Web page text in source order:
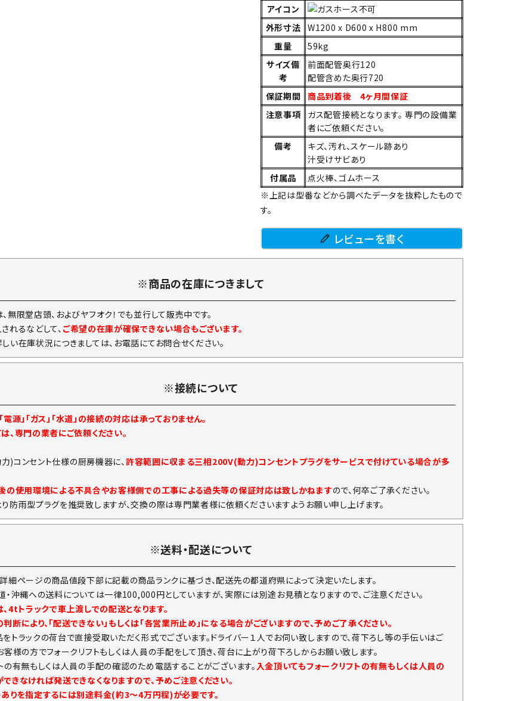
アイコン
外形寸法 W1200 x D600 x H800 mm
重量
59kg
サイズ備
考
前面配管奥行120
配管含めた奥行720
保証期間
商品到着後 4ヶ月間保証
注意事項
ガス配管接続となります。 専門の設備業
者にご依頼ください。
備考
キズ、汚れ、スケール跡あり
汁受けサビあり
付属品
点火棒、ゴムホース
※上記は型番などから調べたデータを抜粋したもので
す。
レビューを書く
※商品の在庫につきまして
無限堂店頭、およびヤフオク！でも並行して販売中です。
れるなどして、 ご希望の在庫が確保できない場合もございます。
い在庫状況につきましては、お電話にてお問合せください。
※接続について
「電源」「ガス」「水道」の接続の対応は承っておりません。
、専門の業者にご依頼ください。
)コンセント仕様の厨房機器に、 許容範囲に収まる三相200V(動力)コンセントプラグをサービスで付けている場合が多
の使用環境による不具合やお客様側での工事による過失等の保証対応は致しかねますので、何卒ご了承ください。
防雨型プラグを推奨致しますが、交換の際は専門業者様に依頼くださいますようお願い申し上げます。
※送料・配送について
細ページの商品値段下部に記載の商品ランクに基づき、配送先の都道府県によって決定いたします。
・沖縄への送料については一律100,000円としていますが、実際には別途お見積となりますので、ご注意ください。
4tトラックで車上渡しでの配送となります。
断により、「配送できない」もしくは「各営業所止め」になる場合がございますので、予めご了承ください。
トラックの荷台で直接受取いただく形式でございます。ドライバー１人でお伺い致しますので、荷下ろし等の手伝いはご
客様の方でフォークリフトもしくは人員の手配をして頂き、荷台に上がり荷下ろしからお願い致します。
の有無もしくは人員の手配の確認のため電話することがございます。 入金頂いてもフォークリフトの有無もしくは人員の
きなければ発送できなくなりますので、予めご注意ください。
りを指定するには別途料金(約3～4万円程)が必要です。